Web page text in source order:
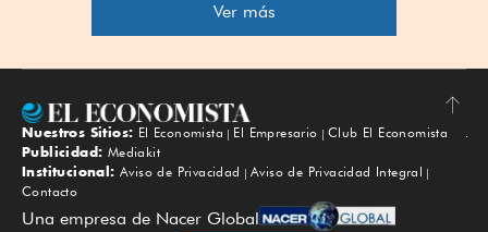
Ver más
Subir
Nuestros Sitios: El Economista El Empresario
Club El Economista
Publicidad: Mediakit
Institucional: Aviso de Privacidad
Aviso de Privacidad Integral
Contacto
Una empresa de Nacer Global